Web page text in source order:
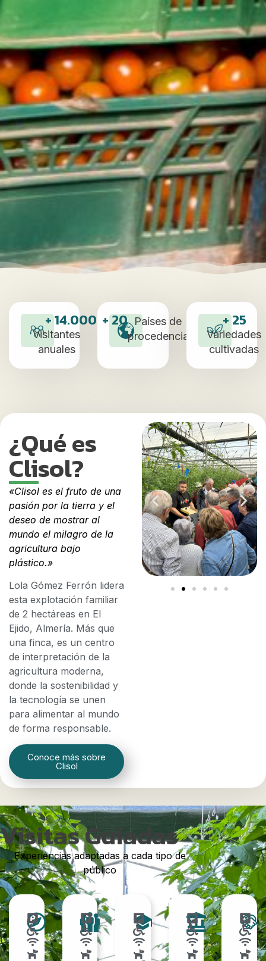
Visitantes
anuales
+ 14.000
Países de
procedencia
+ 20
Variedades
cultivadas
+ 25
¿Qué es
Clisol?
«Clisol es el fruto de una
pasión por la tierra y el
deseo de mostrar al
mundo el milagro de la
agricultura bajo
plástico.»
Lola Gómez Ferrón lidera
esta explotación familiar
de 2 hectáreas en El
Ejido, Almería. Más que
una finca, es un centro
de interpretación de la
agricultura moderna,
donde la sostenibilidad y
la tecnología se unen
para alimentar al mundo
de forma responsable.
Conoce más sobre
Clisol
Visitas Guiadas
Experiencias adaptadas a cada tipo de
público